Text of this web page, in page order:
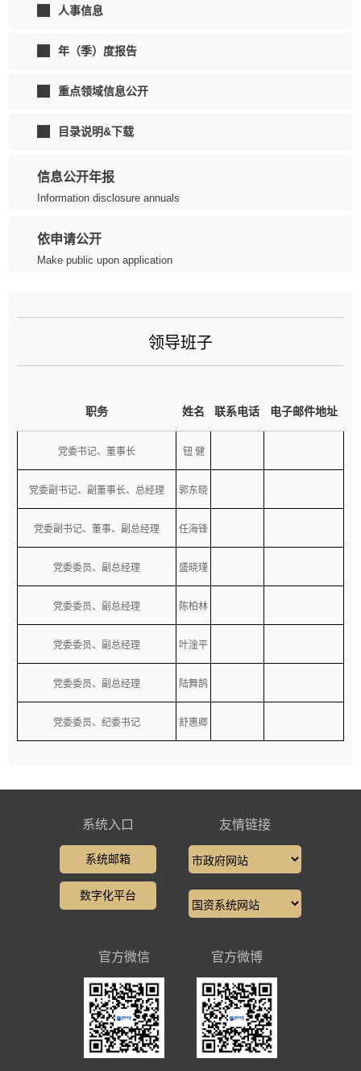
人事信息
年（季）度报告
重点领域信息公开
目录说明&下载
信息公开年报
Information disclosure annuals
依申请公开
Make public upon application
领导班子
职务 姓名 联系电话 电子邮件地址
党委书记、董事长 钮 健
党委副书记、副董事长、总经理 郭东晓
党委副书记、董事、副总经理 任海锋
党委委员、副总经理 盛晓瑾
党委委员、副总经理 陈柏林
党委委员、副总经理 叶淦平
党委委员、副总经理 陆舞鹄
党委委员、纪委书记 舒惠卿
系统入口
系统邮箱
数字化平台
友情链接
官方微信 官方微博